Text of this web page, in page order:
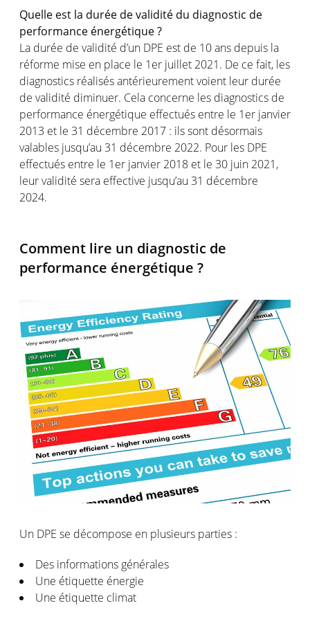
Quelle est la durée de validité du diagnostic de
performance énergétique ?
La durée de validité d’un DPE est de 10 ans depuis la
réforme mise en place le 1er juillet 2021. De ce fait, les
diagnostics réalisés antérieurement voient leur durée
de validité diminuer. Cela concerne les diagnostics de
performance énergétique effectués entre le 1er janvier
2013 et le 31 décembre 2017 : ils sont désormais
valables jusqu’au 31 décembre 2022. Pour les DPE
effectués entre le 1er janvier 2018 et le 30 juin 2021,
leur validité sera effective jusqu’au 31 décembre
2024.
Comment lire un diagnostic de
performance énergétique ?
Un DPE se décompose en plusieurs parties :
Des informations générales
Une étiquette énergie
Une étiquette climat